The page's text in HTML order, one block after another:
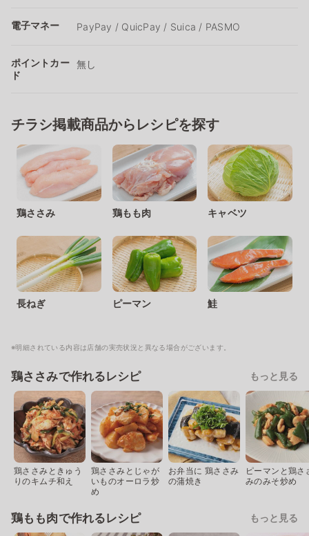
電子マネー PayPay / QuicPay / Suica / PASMO
ポイントカー
ド
無し
チラシ掲載商品からレシピを探す
鶏ささみ 鶏もも肉 キャベツ
長ねぎ ピーマン 鮭
※明細されている内容は店舗の実売状況と異なる場合がございます。
鶏ささみで作れるレシピ もっと見る
鶏ささみときゅう
りのキムチ和え
鶏ささみとじゃが
いものオーロラ炒
め
お弁当に 鶏ささみ
の蒲焼き
ピーマンと鶏さ
みのみそ炒め
鶏もも肉で作れるレシピ もっと見る